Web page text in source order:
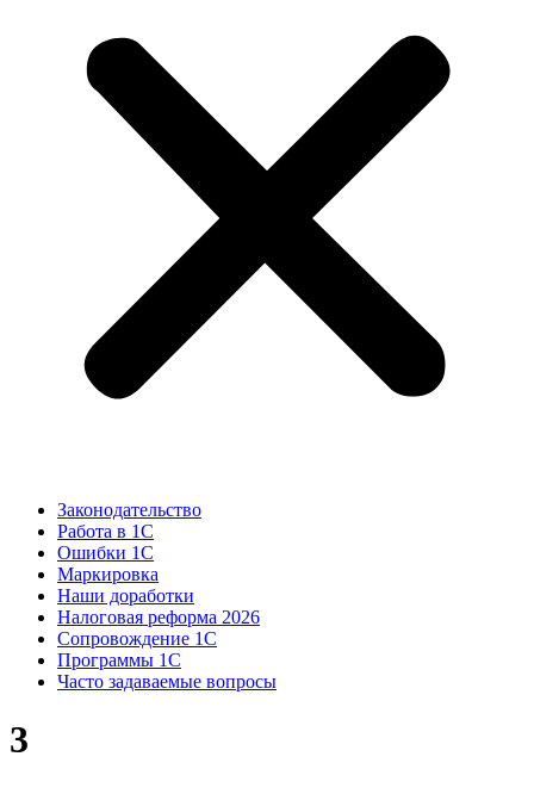
Законодательство
Работа в 1С
Ошибки 1С
Маркировка
Наши доработки
Налоговая реформа 2026
Сопровождение 1С
Программы 1С
Часто задаваемые вопросы
3